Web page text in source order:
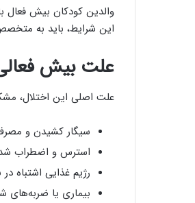
والدین کودکان بیش‌ فعال
این شرایط، باید به
علت بیش
علت اصلی این اختلال،
سیگار کشیدن و مصرف
استرس و اضطراب
رژیم غذایی اشتباه در
بیماری یا ضربه‌های